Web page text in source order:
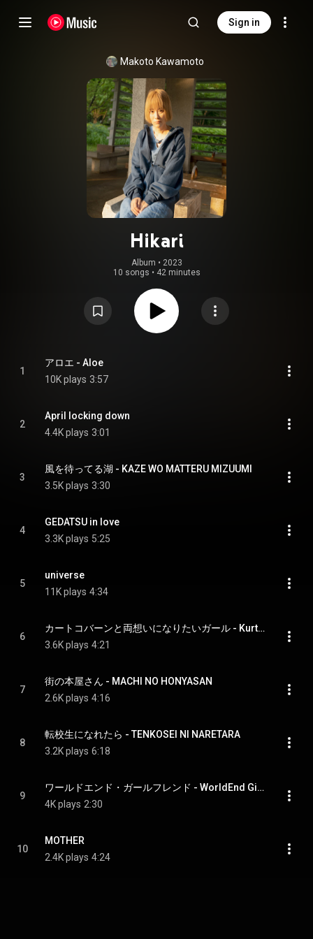
Sign in
Makoto Kawamoto
Hikari
Album • 2023
10 songs • 42 minutes
1
アロエ - Aloe
10K plays 3:57
2
April locking down
4.4K plays 3:01
3
風を待ってる湖 - KAZE WO MATTERU MIZUUMI
3.5K plays 3:30
4
GEDATSU in love
3.3K plays 5:25
5
universe
11K plays 4:34
6
カートコバーンと両想いになりたいガール - Kurt Cobain TO RYOOMOI NI NARITAI Girl
3.6K plays 4:21
7
街の本屋さん - MACHI NO HONYASAN
2.6K plays 4:16
8
転校生になれたら - TENKOSEI NI NARETARA
3.2K plays 6:18
9
ワールドエンド・ガールフレンド - WorldEnd Girlfriend
4K plays 2:30
10
MOTHER
2.4K plays 4:24